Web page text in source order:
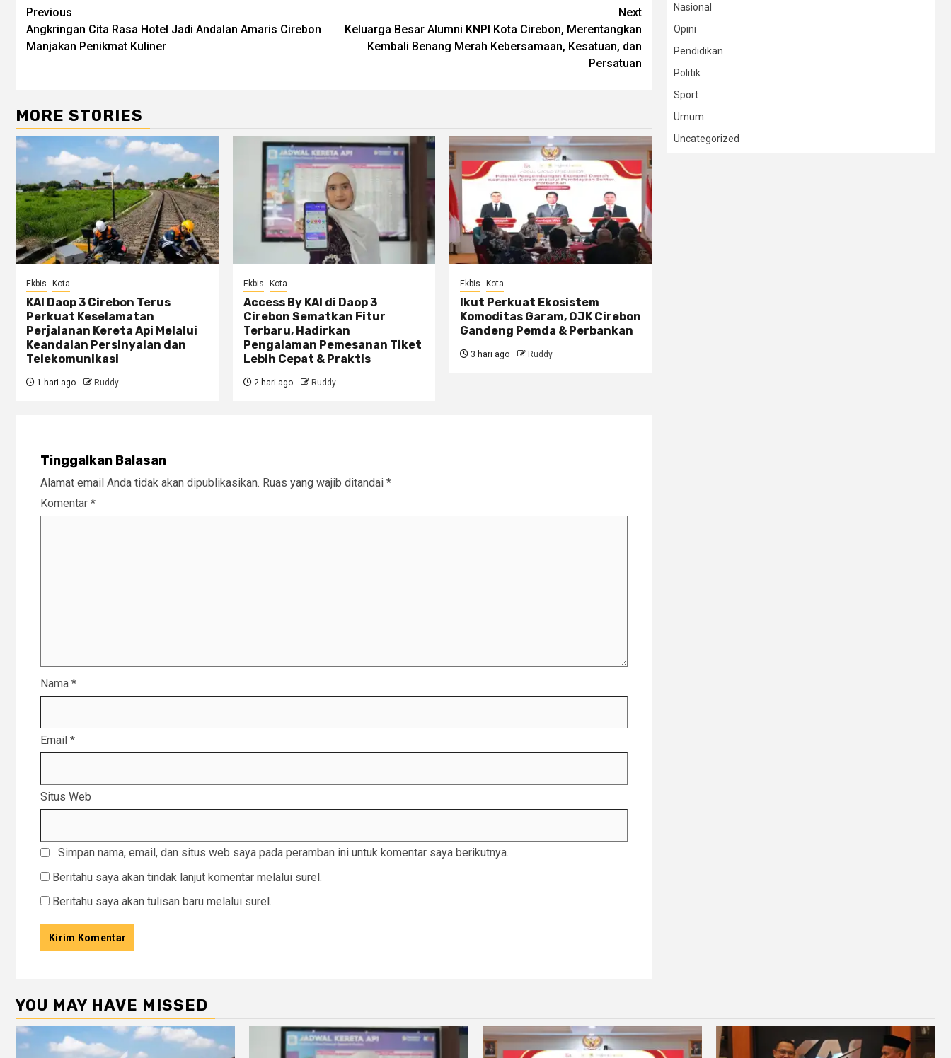
Post
navigation
Previous
Angkringan Cita Rasa Hotel Jadi Andalan Amaris Cirebon
Manjakan Penikmat Kuliner
Next
Keluarga Besar Alumni KNPI Kota Cirebon, Merentangkan
Kembali Benang Merah Kebersamaan, Kesatuan, dan
Persatuan
MORE STORIES
Ekbis Kota
KAI Daop 3 Cirebon Terus
Perkuat Keselamatan
Perjalanan Kereta Api Melalui
Keandalan Persinyalan dan
Telekomunikasi
1 hari ago Ruddy
Ekbis Kota
Access By KAI di Daop 3
Cirebon Sematkan Fitur
Terbaru, Hadirkan
Pengalaman Pemesanan Tiket
Lebih Cepat & Praktis
2 hari ago Ruddy
Ekbis Kota
Ikut Perkuat Ekosistem
Komoditas Garam, OJK Cirebon
Gandeng Pemda & Perbankan
3 hari ago Ruddy
Tinggalkan Balasan
Alamat email Anda tidak akan dipublikasikan. Ruas yang wajib ditandai *
Komentar *
Nama *
Email *
Situs Web
Simpan nama, email, dan situs web saya pada peramban ini untuk komentar saya berikutnya.
Beritahu saya akan tindak lanjut komentar melalui surel.
Beritahu saya akan tulisan baru melalui surel.
Nasional
Opini
Pendidikan
Politik
Sport
Umum
Uncategorized
YOU MAY HAVE MISSED